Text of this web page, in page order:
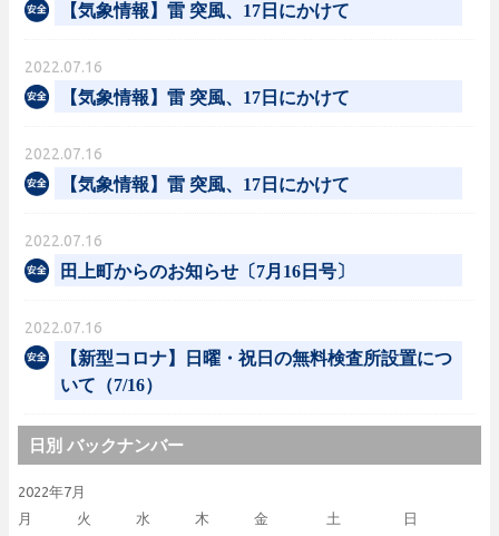
【気象情報】雷 突風、17日にかけて
2022.07.16
【気象情報】雷 突風、17日にかけて
2022.07.16
【気象情報】雷 突風、17日にかけて
2022.07.16
田上町からのお知らせ〔7月16日号〕
2022.07.16
【新型コロナ】日曜・祝日の無料検査所設置につ
いて（7/16）
日別 バックナンバー
2022年7月
月
火 水 木 金 土 日